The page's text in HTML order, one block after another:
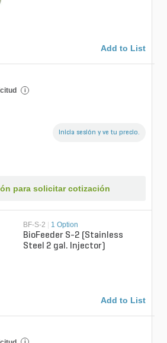
Add to List
i
Inicia sesión y ve tu precio.
para solicitar cotización
BF-S-2 1 Option
BioFeeder S-2 (Stainless
Steel 2 gal. Injector)
Add to List